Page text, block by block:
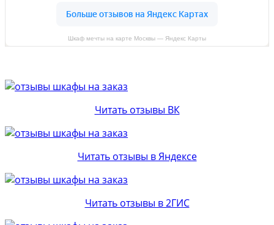
Шкаф мечты на карте Москвы — Яндекс Карты
Читать отзывы ВК
Читать отзывы в Яндексе
Читать отзывы в 2ГИС